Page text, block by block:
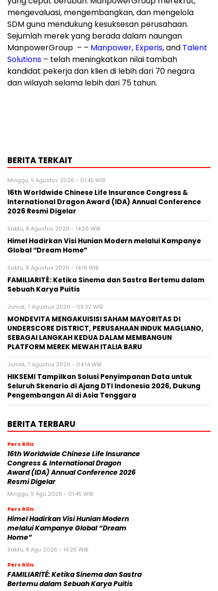
mengevaluasi, mengembangkan, dan mengelola
SDM guna mendukung kesuksesan perusahaan.
Sejumlah merek yang berada dalam naungan
ManpowerGroup – – Manpower, Experis, and Talent
Solutions – telah meningkatkan nilai tambah
kandidat pekerja dan klien di lebih dari 70 negara
dan wilayah selama lebih dari 75 tahun.
BERITA TERKAIT
Minggu, 9 Agustus 2026 - 01:45 WIB
16th Worldwide Chinese Life Insurance Congress &
International Dragon Award (IDA) Annual Conference
2026 Resmi Digelar
Sabtu, 8 Agustus 2026 - 14:26 WIB
Himel Hadirkan Visi Hunian Modern melalui Kampanye
Global “Dream Home”
Sabtu, 8 Agustus 2026 - 14:19 WIB
FAMILIARITÉ: Ketika Sinema dan Sastra Bertemu dalam
Sebuah Karya Puitis
Jumat, 7 Agustus 2026 - 09:32 WIB
MONDEVITA MENGAKUISISI SAHAM MAYORITAS DI
UNDERSCORE DISTRICT, PERUSAHAAN INDUK MAGLIANO,
SEBAGAI LANGKAH KEDUA DALAM MEMBANGUN
PLATFORM MEREK MEWAH ITALIA BARU
Jumat, 7 Agustus 2026 - 04:14 WIB
HIKSEMI Tampilkan Solusi Penyimpanan Data untuk
Seluruh Skenario di Ajang DTI Indonesia 2026, Dukung
Pengembangan AI di Asia Tenggara
BERITA TERBARU
Pers Rilis
16th Worldwide Chinese Life Insurance
Congress & International Dragon
Award (IDA) Annual Conference 2026
Resmi Digelar
Minggu, 9 Agu 2026 - 01:45 WIB
Pers Rilis
Himel Hadirkan Visi Hunian Modern
melalui Kampanye Global “Dream
Home”
Sabtu, 8 Agu 2026 - 14:26 WIB
Pers Rilis
FAMILIARITÉ: Ketika Sinema dan Sastra
Bertemu dalam Sebuah Karya Puitis